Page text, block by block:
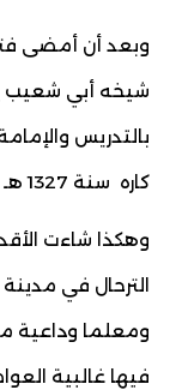
وبعد أن أمضى
شيخه أبي شعيب
بالتدريس
كاره سنة 1327 هـ ،
وهكذا شاءت
الترحال في مدينة
ومعلما وداعية
فيها غالبية